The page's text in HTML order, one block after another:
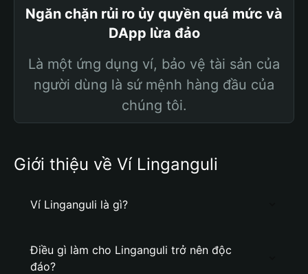
Ngăn chặn rủi ro ủy quyền quá mức và
DApp lừa đảo
Là một ứng dụng ví, bảo vệ tài sản của
người dùng là sứ mệnh hàng đầu của
chúng tôi.
Giới thiệu về Ví Linganguli
Ví Linganguli là gì?
Điều gì làm cho Linganguli trở nên độc
đáo?